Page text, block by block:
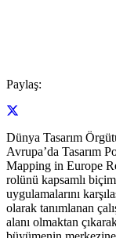
Paylaş:
Dünya Tasarım
Avrupa’da Tasarım
Mapping in Europe
rolünü kapsamlı
uygulamalarını
olarak tanımlanan
alanı olmaktan